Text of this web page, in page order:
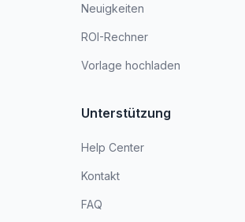
Neuigkeiten
ROI-Rechner
Vorlage hochladen
Unterstützung
Help Center
Kontakt
FAQ